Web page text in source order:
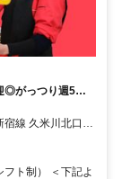
◎がっつり週5日
宿線 久米川北口徒
分 小平駅から徒
ト制） ＜下記よ